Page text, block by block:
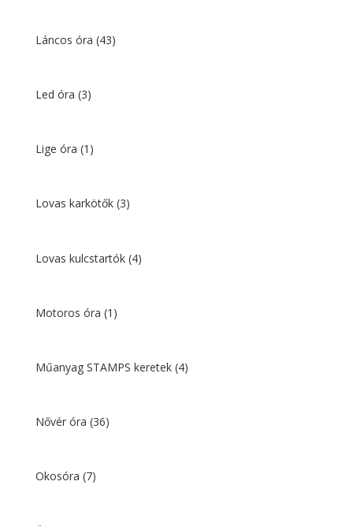
Láncos óra (43)
Led óra (3)
Lige óra (1)
Lovas karkötők (3)
Lovas kulcstartók (4)
Motoros óra (1)
Műanyag STAMPS keretek (4)
Nővér óra (36)
Okosóra (7)